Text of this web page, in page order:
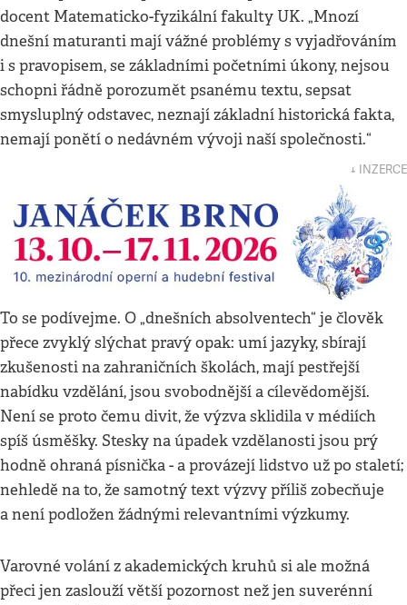
docent Matematicko-fyzikální fakulty UK. „Mnozí
dnešní maturanti mají vážné problémy s vyjadřováním
i s pravopisem, se základními početními úkony, nejsou
schopni řádně porozumět psanému textu, sepsat
smysluplný odstavec, neznají základní historická fakta,
nemají ponětí o nedávném vývoji naší společnosti.“
↓ INZERCE
To se podívejme. O „dnešních absolventech“ je člověk
přece zvyklý slýchat pravý opak: umí jazyky, sbírají
zkušenosti na zahraničních školách, mají pestřejší
nabídku vzdělání, jsou svobodnější a cílevědomější.
Není se proto čemu divit, že výzva sklidila v médiích
spíš úsměšky. Stesky na úpadek vzdělanosti jsou prý
hodně ohraná písnička - a provázejí lidstvo už po staletí;
nehledě na to, že samotný text výzvy příliš zobecňuje
a není podložen žádnými relevantními výzkumy.
Varovné volání z akademických kruhů si ale možná
přeci jen zaslouží větší pozornost než jen suverénní